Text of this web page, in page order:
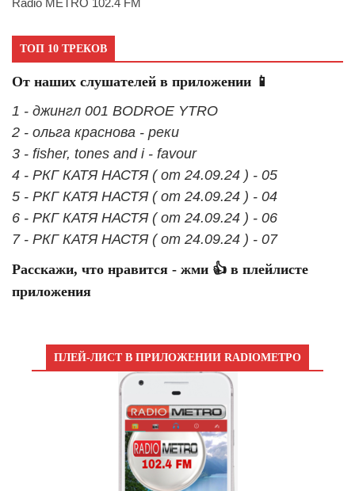
ТОП 10 ТРЕКОВ
От наших слушателей в приложении 📱
1 - джингл 001 BODROE YTRO
2 - ольга краснова - реки
3 - fisher, tones and i - favour
4 - РКГ КАТЯ НАСТЯ ( от 24.09.24 ) - 05
5 - РКГ КАТЯ НАСТЯ ( от 24.09.24 ) - 04
6 - РКГ КАТЯ НАСТЯ ( от 24.09.24 ) - 06
7 - РКГ КАТЯ НАСТЯ ( от 24.09.24 ) - 07
Расскажи, что нравится - жми 👍 в плейлисте
приложения
ПЛЕЙ-ЛИСТ В ПРИЛОЖЕНИИ RADIOМЕТРО